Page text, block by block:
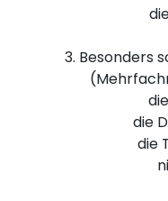
3. Besonders
die
die